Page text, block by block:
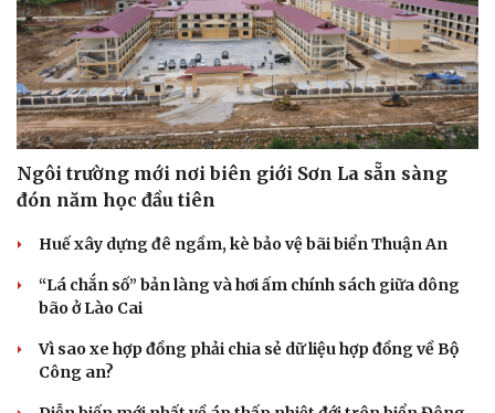
Ngôi trường mới nơi biên giới Sơn La sẵn sàng
đón năm học đầu tiên
Huế xây dựng đê ngầm, kè bảo vệ bãi biển Thuận An
“Lá chắn số” bản làng và hơi ấm chính sách giữa dông
bão ở Lào Cai
Vì sao xe hợp đồng phải chia sẻ dữ liệu hợp đồng về Bộ
Công an?